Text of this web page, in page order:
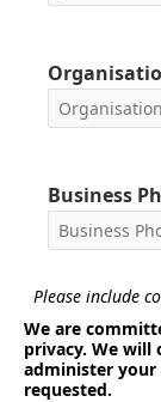
Business
Please include
We are
privacy. We
administer your
requested.